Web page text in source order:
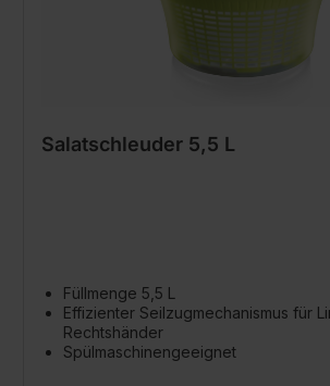
Salatschleuder 5,5 L
Füllmenge 5,5 L
Effizienter Seilzugmechanismus für
Rechtshänder
Spülmaschinengeeignet